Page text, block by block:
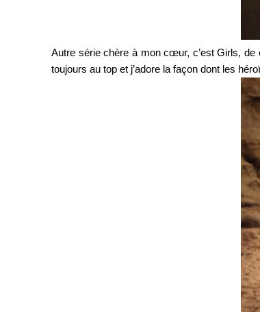
Autre série chère à mon cœur, c’est Girls,
toujours au top et j’adore la façon dont les